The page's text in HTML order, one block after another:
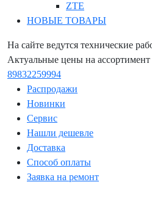
ZTE
НОВЫЕ ТОВАРЫ
На сайте ведутся технические
Актуальные цены на
89832259994
Распродажи
Новинки
Сервис
Нашли дешевле
Доставка
Способ оплаты
Заявка на ремонт